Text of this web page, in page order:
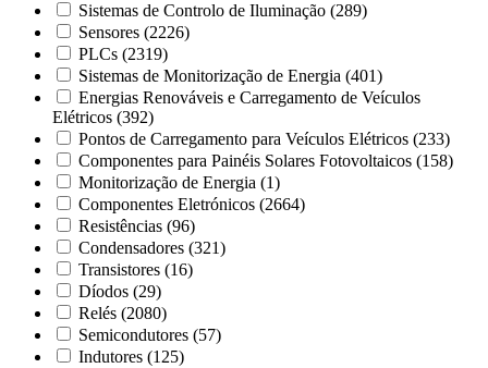
Sistemas de Controlo de Iluminação (289)
Sensores (2226)
PLCs (2319)
Sistemas de Monitorização de Energia (401)
Energias Renováveis e Carregamento de Veículos
Elétricos (392)
Pontos de Carregamento para Veículos Elétricos (233)
Componentes para Painéis Solares Fotovoltaicos (158)
Monitorização de Energia (1)
Componentes Eletrónicos (2664)
Resistências (96)
Condensadores (321)
Transistores (16)
Díodos (29)
Relés (2080)
Semicondutores (57)
Indutores (125)